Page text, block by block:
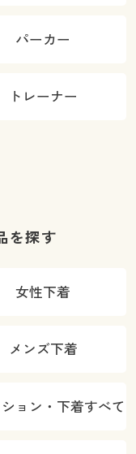
パーカー
トレーナー
を探す
女性下着
メンズ下着
ョン・下着すべて